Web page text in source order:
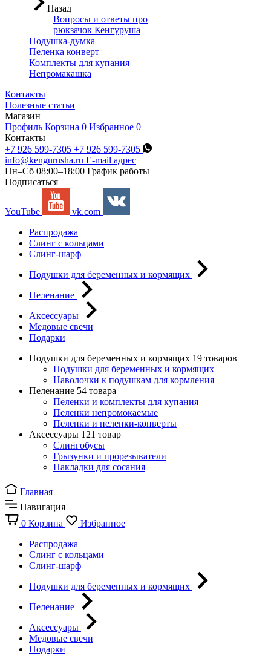
Назад
Вопросы и ответы про
рюкзачок Кенгуруша
Подушка-думка
Пеленка конверт
Комплекты для купания
Непромакашка
Контакты
Полезные статьи
Магазин
Профиль Корзина 0 Избранное 0
Контакты
+7 926 599-7305 +7 926 599-7305
info@kengurusha.ru E-mail адрес
Пн–Сб 08:00–18:00 График работы
Подписаться
YouTube
vk.com
Распродажа
Слинг с кольцами
Слинг-шарф
Подушки для беременных и кормящих
Пеленание
Аксессуары
Медовые свечи
Подарки
Подушки для беременных и кормящих 19 товаров
Подушки для беременных и кормящих
Наволочки к подушкам для кормления
Пеленание 54 товара
Пеленки и комплекты для купания
Пеленки непромокаемые
Пеленки и пеленки-конверты
Аксессуары 121 товар
Слингобусы
Грызунки и прорезыватели
Накладки для сосания
Главная
Навигация
0 Корзина
Избранное
Распродажа
Слинг с кольцами
Слинг-шарф
Подушки для беременных и кормящих
Пеленание
Аксессуары
Медовые свечи
Подарки